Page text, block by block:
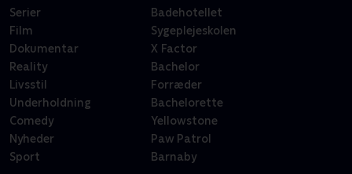
Serier
Film
Dokumentar
Reality
Livsstil
Underholdning
Comedy
Nyheder
Sport
Badehotellet
Sygeplejeskolen
X Factor
Bachelor
Forræder
Bachelorette
Yellowstone
Paw Patrol
Barnaby